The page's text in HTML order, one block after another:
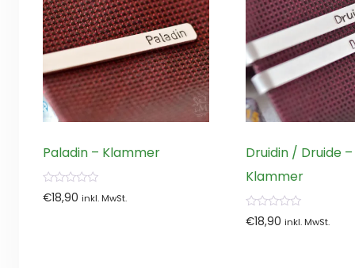
Paladin – Klammer
0
von
€18,90 inkl. MwSt.
Druidin / Druide –
Klammer
0
von
€18,90 inkl. MwSt.